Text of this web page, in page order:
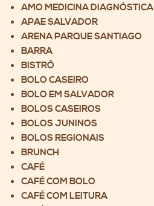
AMO MEDICINA DIAGNÓSTICA
APAE SALVADOR
ARENA PARQUE SANTIAGO
BARRA
BISTRÔ
BOLO CASEIRO
BOLO EM SALVADOR
BOLOS CASEIROS
BOLOS JUNINOS
BOLOS REGIONAIS
BRUNCH
CAFÉ
CAFÉ COM BOLO
CAFÉ COM LEITURA